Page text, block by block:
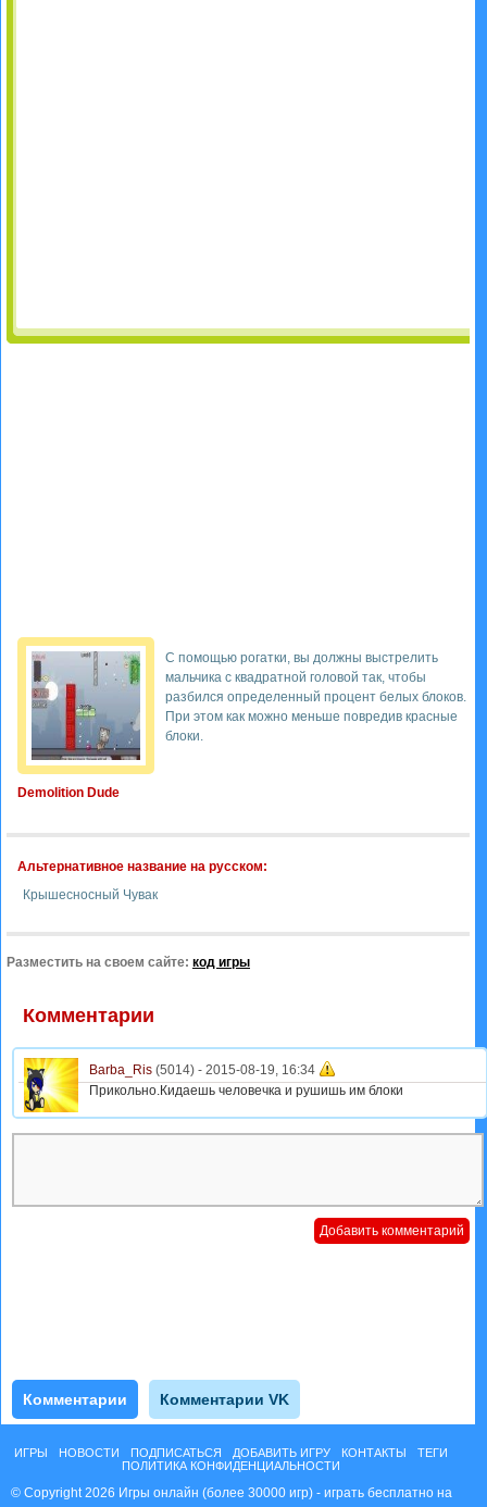
Demolition Dude
С помощью рогатки, вы должны выстрелить
мальчика с квадратной головой так, чтобы
разбился определенный процент белых блоков.
При этом как можно меньше повредив красные
блоки.
Альтернативное название на русском:
Крышесносный Чувак
Разместить на своем сайте: код игры
Комментарии
Barba_Ris (5014) - 2015-08-19, 16:34
Прикольно.Кидаешь человечка и рушишь им блоки
Комментарии Комментарии VK
ИГРЫ НОВОСТИ ПОДПИСАТЬСЯ ДОБАВИТЬ ИГРУ КОНТАКТЫ
ТЕГИ
ПОЛИТИКА КОНФИДЕНЦИАЛЬНОСТИ
© Copyright 2026 Игры онлайн (более 30000 игр) - играть бесплатно на